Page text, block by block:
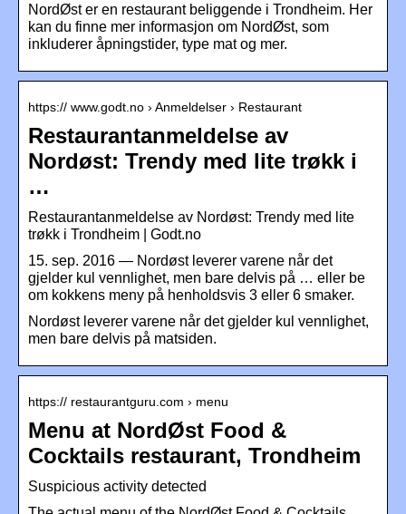
NordØst er en restaurant beliggende i Trondheim. Her
kan du finne mer informasjon om NordØst, som
inkluderer åpningstider, type mat og mer.
https:// www.godt.no › Anmeldelser › Restaurant
Restaurantanmeldelse av
Nordøst: Trendy med lite trøkk i
…
Restaurantanmeldelse av Nordøst: Trendy med lite
trøkk i Trondheim | Godt.no
15. sep. 2016 — Nordøst leverer varene når det
gjelder kul vennlighet, men bare delvis på … eller be
om kokkens meny på henholdsvis 3 eller 6 smaker.
Nordøst leverer varene når det gjelder kul vennlighet,
men bare delvis på matsiden.
https:// restaurantguru.com › menu
Menu at NordØst Food &
Cocktails restaurant, Trondheim
Suspicious activity detected